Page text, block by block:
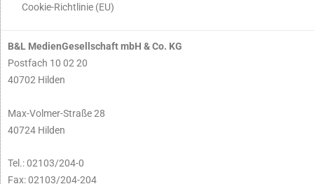
Cookie-Richtlinie (EU)
B&L MedienGesellschaft mbH & Co. KG
Postfach 10 02 20
40702 Hilden
Max-Volmer-Straße 28
40724 Hilden
Tel.: 02103/204-0
Fax: 02103/204-204